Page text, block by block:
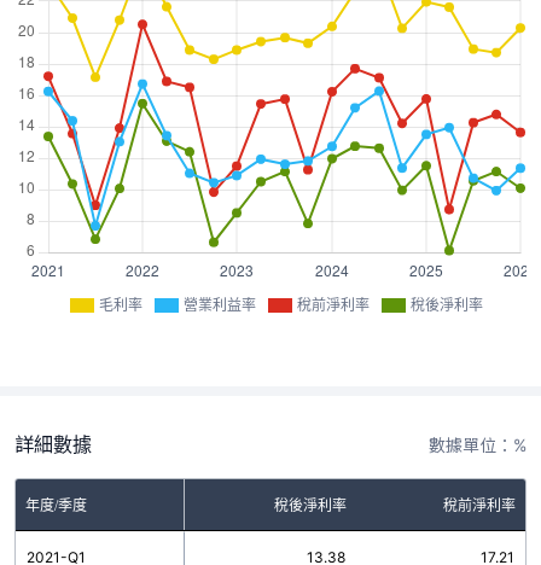
毛利率 營業利益率 稅前淨利率 稅後淨利率
詳細數據 數據單位：%
年度/季度 稅後淨利率 稅前淨利率
2021-Q1 13.38 17.21